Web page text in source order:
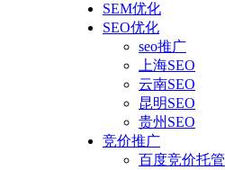
SEM优化
SEO优化
seo推广
上海SEO
云南SEO
昆明SEO
贵州SEO
竞价推广
百度竞价托管